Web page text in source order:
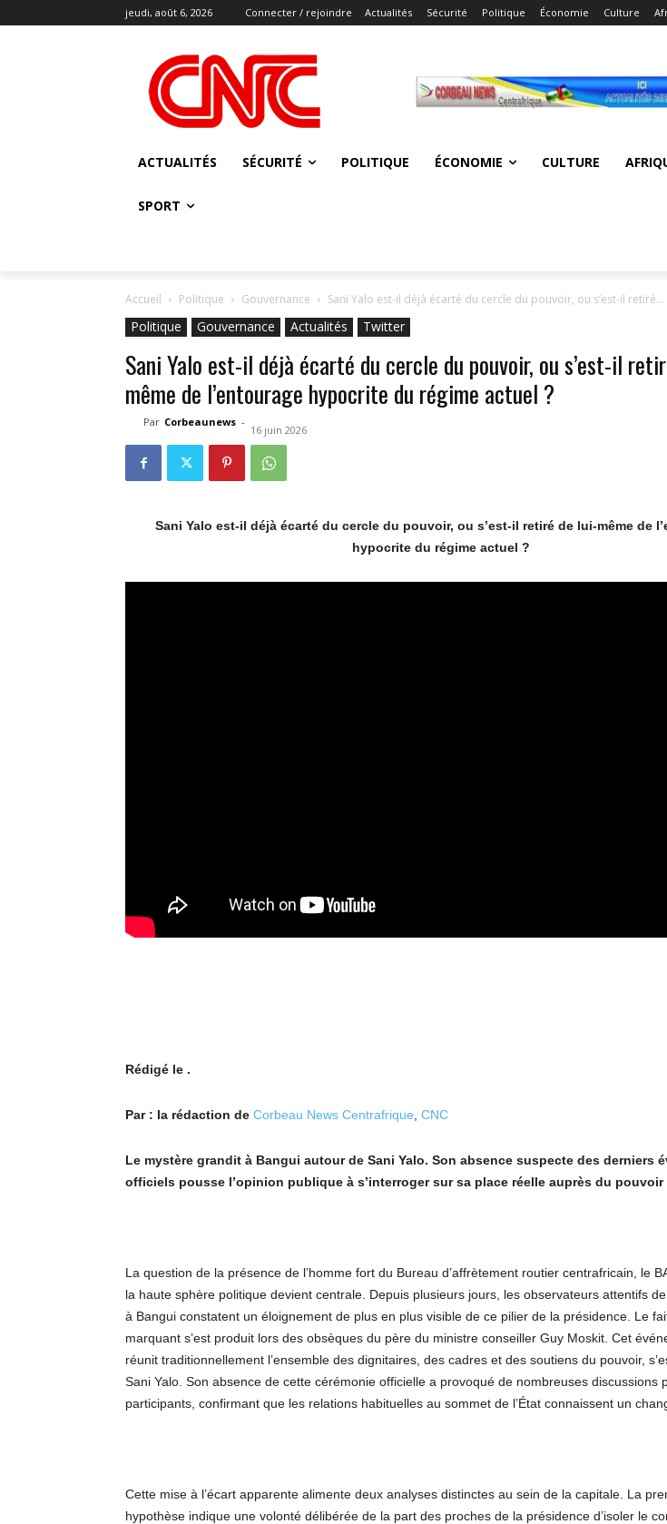
jeudi, août 6, 2026 Connecter / rejoindre Actualités Sécurité Politique Économie Culture
ACTUALITÉS SÉCURITÉ POLITIQUE ÉCONOMIE CULTURE
SPORT
Accueil Politique Gouvernance Sani Yalo est-il déjà écarté du cercle du pouvoir, ou s’est-il retiré...
Politique Gouvernance Actualités Twitter
Sani Yalo est-il déjà écarté du cercle du pouvoir, ou s’est-il
même de l’entourage hypocrite du régime actuel ?
Par Corbeaunews -
16 juin 2026
Sani Yalo est-il déjà écarté du cercle du pouvoir, ou s’est-il retiré de lui-même de
hypocrite du régime actuel ?
Rédigé le .
Par : la rédaction de Corbeau News Centrafrique CNC
Le mystère grandit à Bangui autour de Sani Yalo. Son absence suspecte des derniers
officiels pousse l’opinion publique à s’interroger sur sa place réelle auprès du pouvoir
La question de la présence de l’homme fort du Bureau d’affrètement routier centrafricain, le
la haute sphère politique devient centrale. Depuis plusieurs jours, les observateurs attentifs
à Bangui constatent un éloignement de plus en plus visible de ce pilier de la présidence. Le
marquant s’est produit lors des obsèques du père du ministre conseiller Guy Moskit. Cet
réunit traditionnellement l’ensemble des dignitaires, des cadres et des soutiens du pouvoir,
Sani Yalo. Son absence de cette cérémonie officielle a provoqué de nombreuses discussions
participants, confirmant que les relations habituelles au sommet de l’État connaissent un
Cette mise à l’écart apparente alimente deux analyses distinctes au sein de la capitale. La
hypothèse indique une volonté délibérée de la part des proches de la présidence d’isoler le